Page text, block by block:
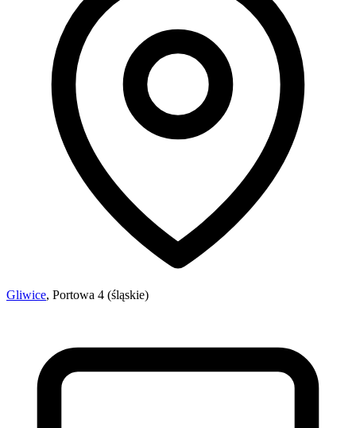
Gliwice, Portowa 4 (śląskie)